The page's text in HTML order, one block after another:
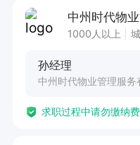
中州时代物
1000人以上
孙经理
中州时代物业管理服务
求职过程中请勿缴纳